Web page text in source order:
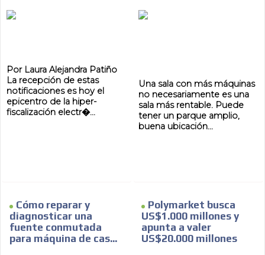
Por Laura Alejandra Patiño
La recepción de estas
notificaciones es hoy el
epicentro de la hiper-
fiscalización electr�...
Una sala con más máquinas
no necesariamente es una
sala más rentable. Puede
tener un parque amplio,
buena ubicación...
Cómo reparar y
diagnosticar una
fuente conmutada
para máquina de cas...
Polymarket busca
US$1.000 millones y
apunta a valer
US$20.000 millones